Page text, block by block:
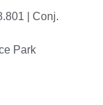
| Conj.
Park